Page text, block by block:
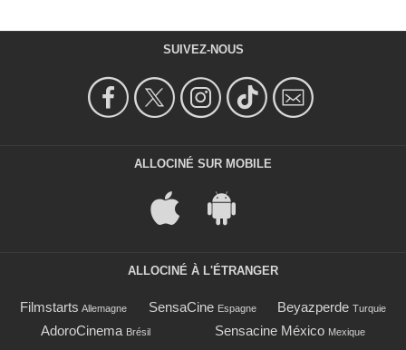
SUIVEZ-NOUS
ALLOCINÉ SUR MOBILE
ALLOCINÉ À L'ÉTRANGER
Filmstarts Allemagne SensaCine Espagne Beyazperde Turquie
AdoroCinema Brésil Sensacine México Mexique